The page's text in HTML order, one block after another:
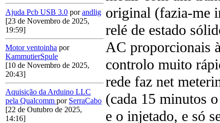
Ajuda Pcb USB 3.0 porandlig
[23 de Novembro de 2025,
19:59]
Motor ventoinha por
KammutierSpule
[10 de Novembro de 2025,
20:43]
Aquisição da Arduino LLC
pela Qualcomm por SerraCabo
[22 de Outubro de 2025,
14:16]
original (fazia-me
relé de estado
AC proporcionais
controlo muito
rede faz net
(cada 15 minutos
e o injetado, e só